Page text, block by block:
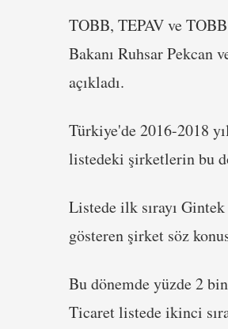
TOBB, TEPAV ve
Bakanı Ruhsar Pekcan
açıkladı.
Türkiye'de 2016-2018
listedeki şirketlerin bu
Listede ilk sırayı
gösteren şirket söz
Bu dönemde yüzde 2
Ticaret listede ikinci